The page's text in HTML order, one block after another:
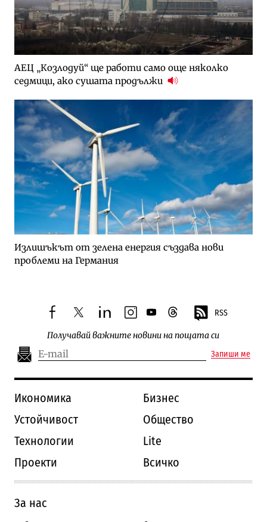
АЕЦ „Козлодуй“ ще работи само още няколко
седмици, ако сушата продължи
Излишъкът от зелена енергия създава нови
проблеми на Германия
facebooktwitterlinkedininstagram
youtubethreads RSS
Получавай важните новини на пощата си
Запиши ме
Икономика
Бизнес
Устойчивост
Общество
Технологии
Lite
Проекти
Всичко
За нас